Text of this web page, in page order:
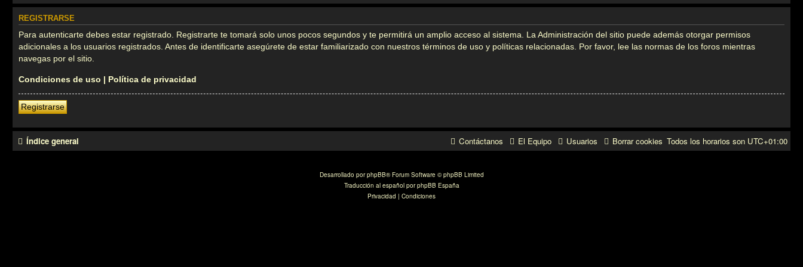
REGISTRARSE
Para autenticarte debes estar registrado. Registrarte te tomará solo unos pocos segundos y te permitirá un amplio acceso al sistema. La Administración del sitio puede además otorgar permisos
adicionales a los usuarios registrados. Antes de identificarte asegúrete de estar familiarizado con nuestros términos de uso y políticas relacionadas. Por favor, lee las normas de los foros mientras
navegas por el sitio.
Condiciones de uso | Política de privacidad
Registrarse
Índice general Todos los horarios son UTC+01:00
Borrar cookies
Usuarios
El Equipo
Contáctanos
Desarrollado porphpBB® Forum Software © phpBB Limited
Traducción al español porphpBB España
Privacidad | Condiciones